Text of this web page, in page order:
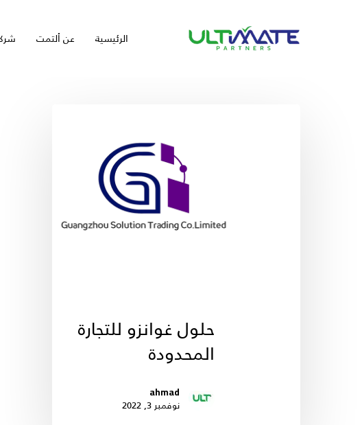
الرئيسية عن ألتمت
حلول غوانزو للتجارة
المحدودة
ahmad
نوفمبر 3, 2022